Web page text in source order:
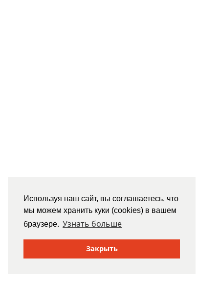
Используя наш сайт, вы соглашаетесь, что
мы можем хранить куки (cookies) в вашем
браузере. Узнать больше
Закрыть